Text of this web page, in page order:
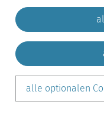
Gemeinde
alle optionalen